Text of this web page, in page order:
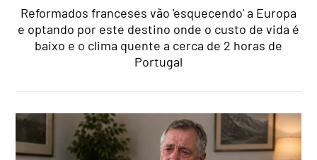
Reformados franceses vão 'esquecendo' a Europa
e optando por este destino onde o custo de vida é
baixo e o clima quente a cerca de 2 horas de
Portugal